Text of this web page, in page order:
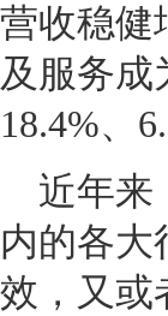
营收稳健
及服务成
18.4%、
近年来
内的各大
效，又或